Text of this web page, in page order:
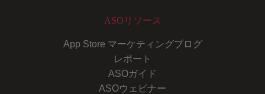
ASOリソース
App Store マーケティングブログ
レポート
ASOガイド
ASOウェビナー